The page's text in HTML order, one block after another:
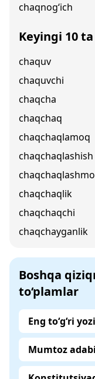
chaqnog‘ich
Keyingi 10 ta
chaquv
chaquvchi
chaqcha
chaqchaq
chaqchaqlamoq
chaqchaqlashish
chaqchaqlik
chaqchaqchi
chaqchayganlik
Boshqa
to‘plamlar
Eng to‘g‘ri
Mumtoz